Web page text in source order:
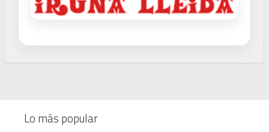
Lo más popular